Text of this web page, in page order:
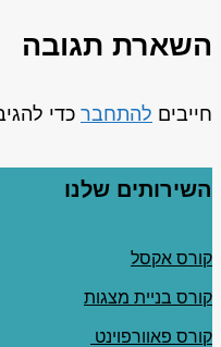
השארת תגובה
חייבים להתחבר כדי
השירותים שלנו
קורס אקסל
קורס בניית מצגות
קורס פאוורפוינט